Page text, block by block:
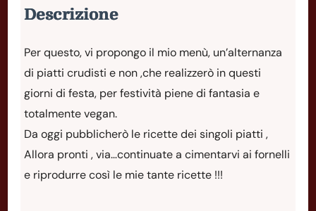
Descrizione
Per questo, vi propongo il mio menù, un’alternanza
di piatti crudisti e non ,che realizzerò in questi
giorni di festa, per festività piene di fantasia e
totalmente vegan.
Da oggi pubblicherò le ricette dei singoli piatti ,
Allora pronti , via…continuate a cimentarvi ai fornelli
e riprodurre così le mie tante ricette !!!